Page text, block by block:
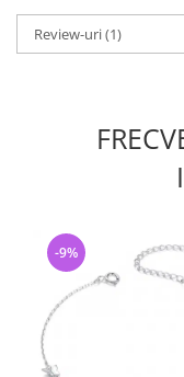
Review-uri(1)
-9%